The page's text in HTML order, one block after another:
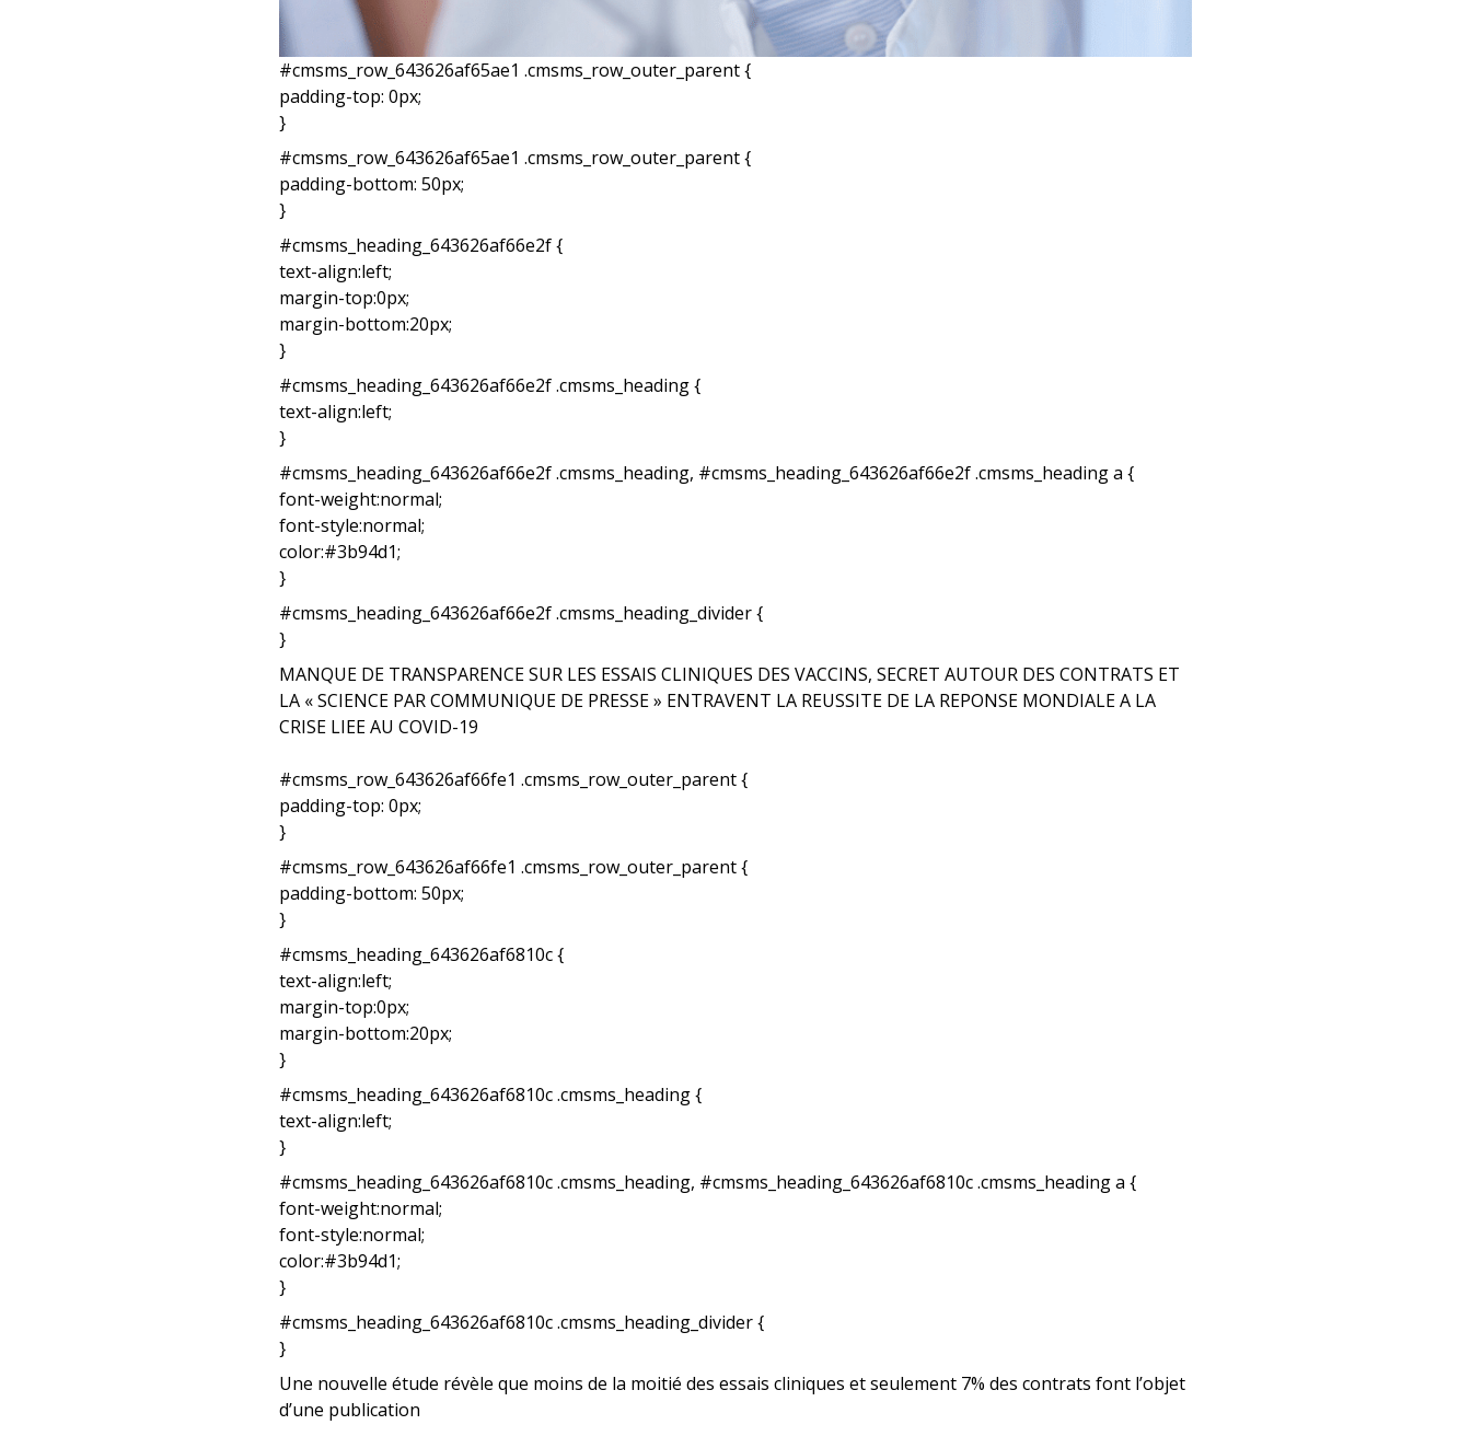
#cmsms_row_643626af65ae1 .cmsms_row_outer_parent {
padding-top: 0px;
}
#cmsms_row_643626af65ae1 .cmsms_row_outer_parent {
padding-bottom: 50px;
}
#cmsms_heading_643626af66e2f {
text-align:left;
margin-top:0px;
margin-bottom:20px;
}
#cmsms_heading_643626af66e2f .cmsms_heading {
text-align:left;
}
#cmsms_heading_643626af66e2f .cmsms_heading, #cmsms_heading_643626af66e2f .cmsms_heading a {
font-weight:normal;
font-style:normal;
color:#3b94d1;
}
#cmsms_heading_643626af66e2f .cmsms_heading_divider {
}
MANQUE DE TRANSPARENCE SUR LES ESSAIS CLINIQUES DES VACCINS, SECRET AUTOUR DES CONTRATS ET
LA « SCIENCE PAR COMMUNIQUE DE PRESSE » ENTRAVENT LA REUSSITE DE LA REPONSE MONDIALE A LA
CRISE LIEE AU COVID-19
#cmsms_row_643626af66fe1 .cmsms_row_outer_parent {
padding-top: 0px;
}
#cmsms_row_643626af66fe1 .cmsms_row_outer_parent {
padding-bottom: 50px;
}
#cmsms_heading_643626af6810c {
text-align:left;
margin-top:0px;
margin-bottom:20px;
}
#cmsms_heading_643626af6810c .cmsms_heading {
text-align:left;
}
#cmsms_heading_643626af6810c .cmsms_heading, #cmsms_heading_643626af6810c .cmsms_heading a {
font-weight:normal;
font-style:normal;
color:#3b94d1;
}
#cmsms_heading_643626af6810c .cmsms_heading_divider {
}
Une nouvelle étude révèle que moins de la moitié des essais cliniques et seulement 7% des contrats font l’objet
d’une publication